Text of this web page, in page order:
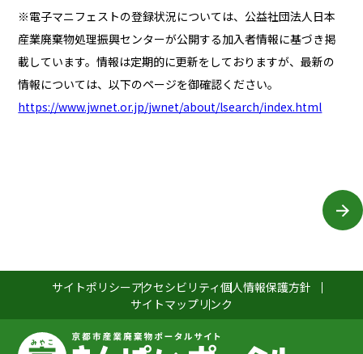
※電子マニフェストの登録状況については、公益社団法人日本
産業廃棄物処理振興センターが公開する加入者情報に基づき掲
載しています。情報は定期的に更新をしておりますが、最新の
情報については、以下のページを御確認ください。
https://www.jwnet.or.jp/jwnet/about/lsearch/index.html
サイトポリシーアクセシビリティ個人情報保護方針
サイトマップリンク